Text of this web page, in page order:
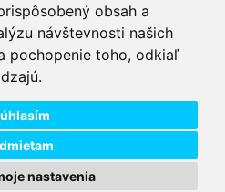
obsah a
návštevnosti našich
pochopenie toho, odkiaľ
nastavenia
Testovacia trať
možnosť vyskúšať si
elektrobicykle
tovar skladom pri
Všetky práva vyhradené.